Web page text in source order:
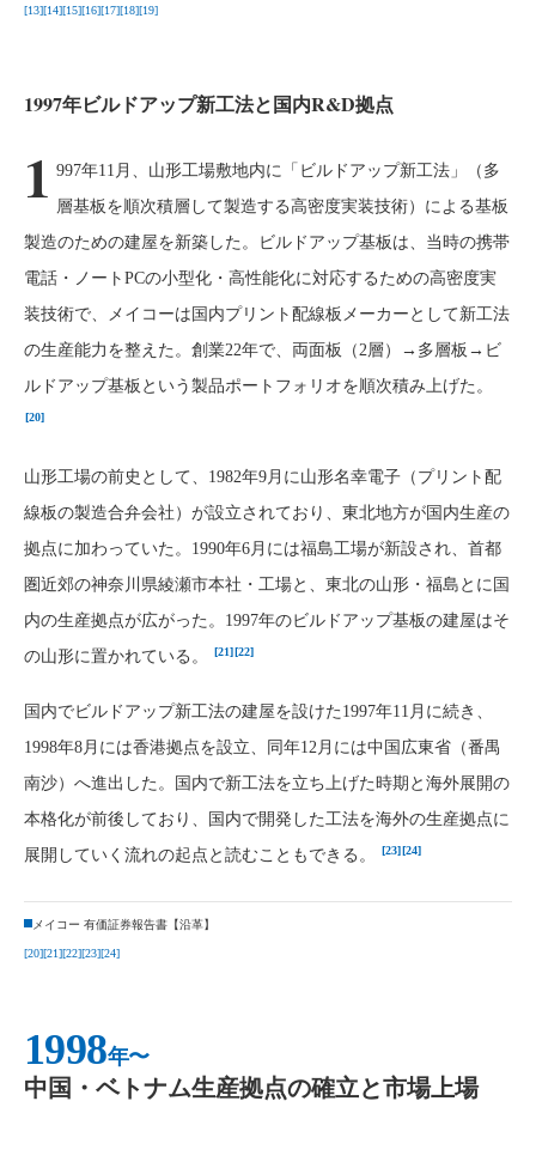
[13][14][15][16][17][18][19]
1997年ビルドアップ新工法と国内R&D拠点
1 997年11月、山形工場敷地内に「ビルドアップ新工法」（多
層基板を順次積層して製造する高密度実装技術）による基板
製造のための建屋を新築した。ビルドアップ基板は、当時の携帯
電話・ノートPCの小型化・高性能化に対応するための高密度実
装技術で、メイコーは国内プリント配線板メーカーとして新工法
の生産能力を整えた。創業22年で、両面板（2層）→多層板→ビ
ルドアップ基板という製品ポートフォリオを順次積み上げた。
[20]
山形工場の前史として、1982年9月に山形名幸電子（プリント配
線板の製造合弁会社）が設立されており、東北地方が国内生産の
拠点に加わっていた。1990年6月には福島工場が新設され、首都
圏近郊の神奈川県綾瀬市本社・工場と、東北の山形・福島とに国
内の生産拠点が広がった。1997年のビルドアップ基板の建屋はそ
の山形に置かれている。
[21][22]
国内でビルドアップ新工法の建屋を設けた1997年11月に続き、
1998年8月には香港拠点を設立、同年12月には中国広東省（番禺
南沙）へ進出した。国内で新工法を立ち上げた時期と海外展開の
本格化が前後しており、国内で開発した工法を海外の生産拠点に
展開していく流れの起点と読むこともできる。
[23][24]
メイコー 有価証券報告書【沿革】
[20][21][22][23][24]
1998年〜
中国・ベトナム生産拠点の確立と市場上場